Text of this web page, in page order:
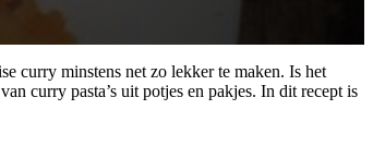
curry minstens net zo lekker te maken. Is het
curry pasta’s uit potjes en pakjes. In dit recept is